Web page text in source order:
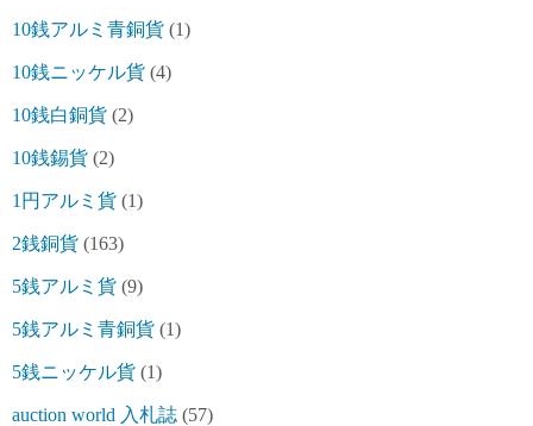
10銭アルミ青銅貨 (1)
10銭ニッケル貨 (4)
10銭白銅貨 (2)
10銭錫貨 (2)
1円アルミ貨 (1)
2銭銅貨 (163)
5銭アルミ貨 (9)
5銭アルミ青銅貨 (1)
5銭ニッケル貨 (1)
auction world 入札誌 (57)